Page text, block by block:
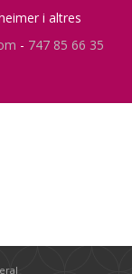
i altres
- 747 85 66 35